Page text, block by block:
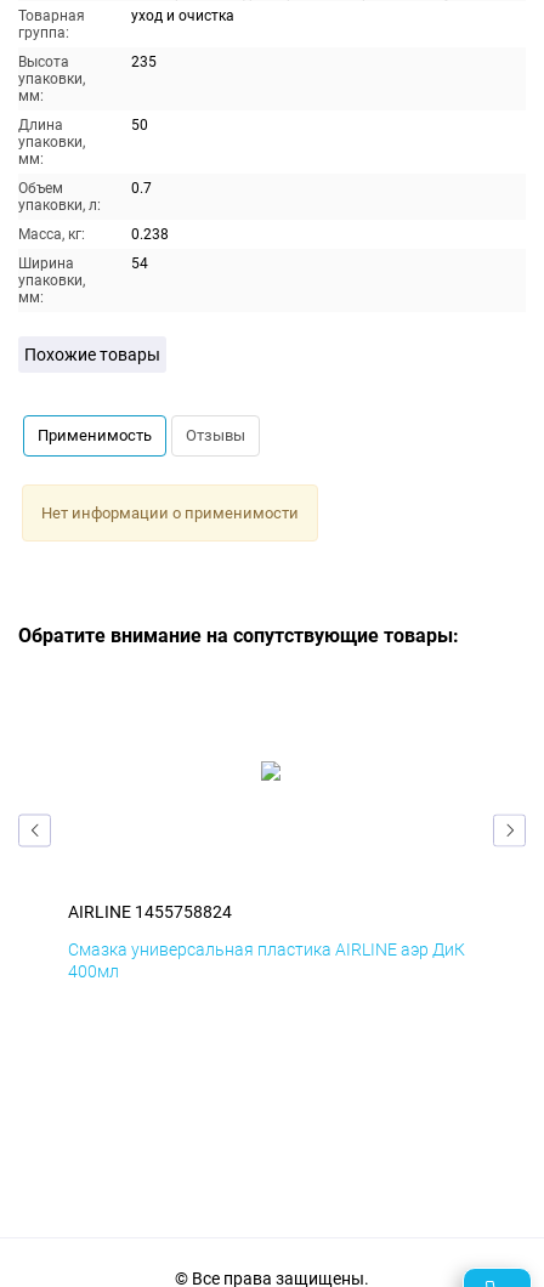
Товарная
группа:
уход и очистка
Высота
упаковки,
мм:
235
Длина
упаковки,
мм:
50
Объем
упаковки, л:
0.7
Масса, кг:
0.238
Ширина
упаковки,
мм:
54
Похожие товары
Применимость Отзывы
Нет информации о применимости
Обратите внимание на сопутствующие товары:
AIRLINE 1455758824
Смазка универсальная пластика AIRLINE аэр ДиК
400мл
© Все права защищены.